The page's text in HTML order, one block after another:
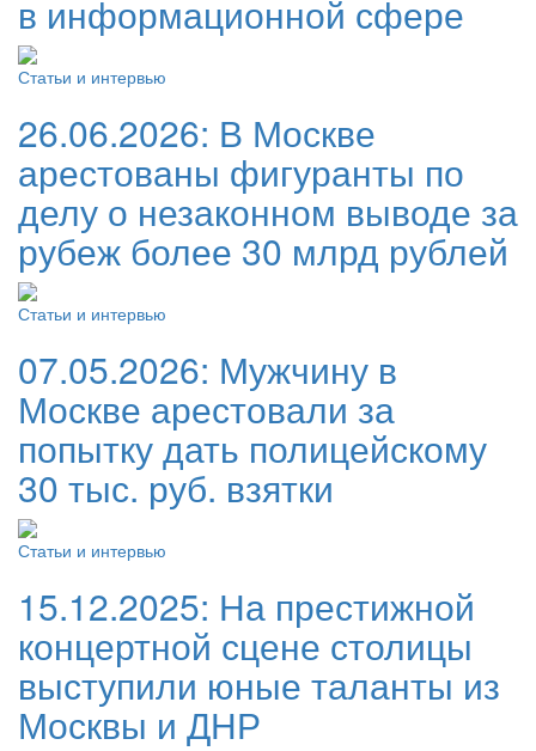
в информационной сфере
Статьи и интервью
26.06.2026: В Москве
арестованы фигуранты по
делу о незаконном выводе за
рубеж более 30 млрд рублей
Статьи и интервью
07.05.2026: Мужчину в
Москве арестовали за
попытку дать полицейскому
30 тыс. руб. взятки
Статьи и интервью
15.12.2025: На престижной
концертной сцене столицы
выступили юные таланты из
Москвы и ДНР